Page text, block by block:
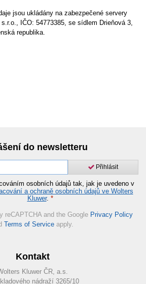
jsou ukládány na zabezpečené servery
IČO: 54773385, se sídlem Drieňová 3,
republika.
do newsletteru
Přihlásit
osobních údajů tak, jak je uvedeno v
a ochraně osobních údajů ve Wolters
Kluwer. *
reCAPTCHA and the Google Privacy Policy
Terms of Service apply.
Kontakt
Kluwer ČR, a.s.
nádraží 3265/10